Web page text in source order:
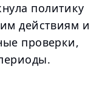
политику
действиям и
проверки,